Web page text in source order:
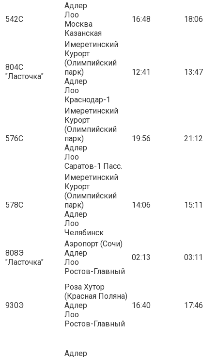
542С
Адлер
Лоо
Москва
Казанская
16:48 18:06
804С
"Ласточка"
Имеретинский
Курорт
(Олимпийский
парк)
Адлер
Лоо
Краснодар-1
12:41 13:47
576С
Имеретинский
Курорт
(Олимпийский
парк)
Адлер
Лоо
Саратов-1 Пасс.
19:56 21:12
578С
Имеретинский
Курорт
(Олимпийский
парк)
Адлер
Лоо
Челябинск
14:06 15:11
808Э
"Ласточка"
Аэропорт (Сочи)
Адлер
Лоо
Ростов-Главный
02:13 03:11
930Э
Роза Хутор
(Красная Поляна)
Адлер
Лоо
Ростов-Главный
16:40 17:46
Адлер